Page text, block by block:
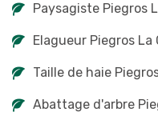
Paysagiste Piegros
Elagueur Piegros La
Taille de haie
Abattage d'arbre